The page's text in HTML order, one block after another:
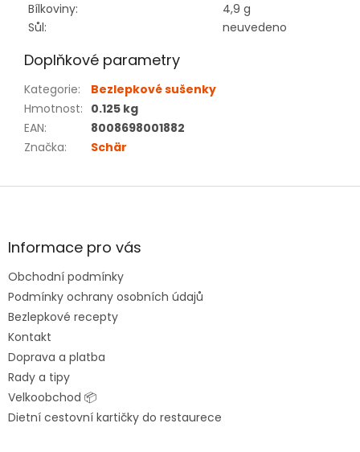
Bílkoviny:
4,9 g
Sůl:
neuvedeno
Doplňkové parametry
Kategorie:
Bezlepkové sušenky
Hmotnost: 0.125 kg
EAN:
8008698001882
Značka: Schär
Z
aInformace pro vás
Obchodní podmínky
Podmínky ochrany osobních údajů
Bezlepkové recepty
Kontakt
Doprava a platba
Rady a tipy
Velkoobchod 📦
Dietní cestovní kartičky do restaurece